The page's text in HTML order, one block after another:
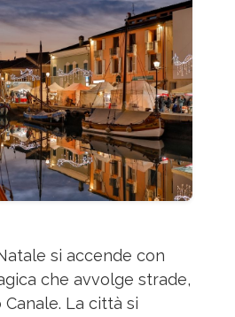
si accende con
che avvolge strade,
La città si